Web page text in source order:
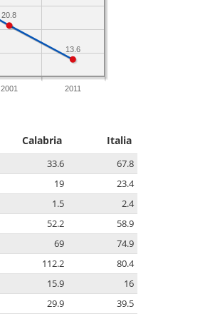
2001 2011
13.6
20.8
Calabria Italia
33.6
67.8
19
23.4
1.5
2.4
52.2
58.9
69
74.9
112.2
80.4
15.9
16
29.9
39.5